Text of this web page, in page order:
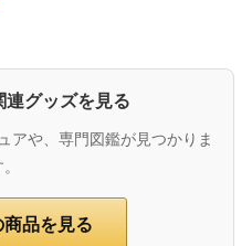
グッズを見る
アや、専門図鑑が見つかりま
品を見る